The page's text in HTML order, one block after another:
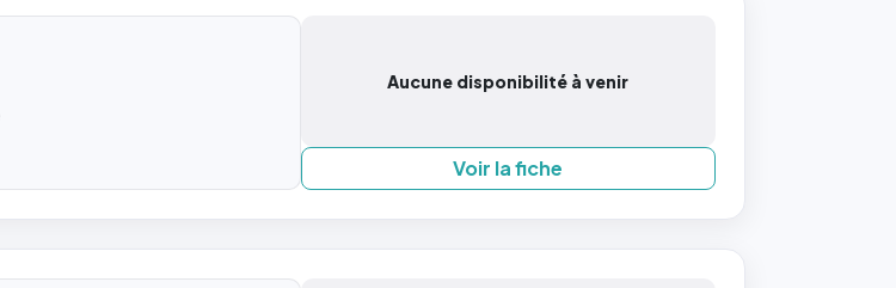
Aucune disponibilité à venir
Voir la fiche